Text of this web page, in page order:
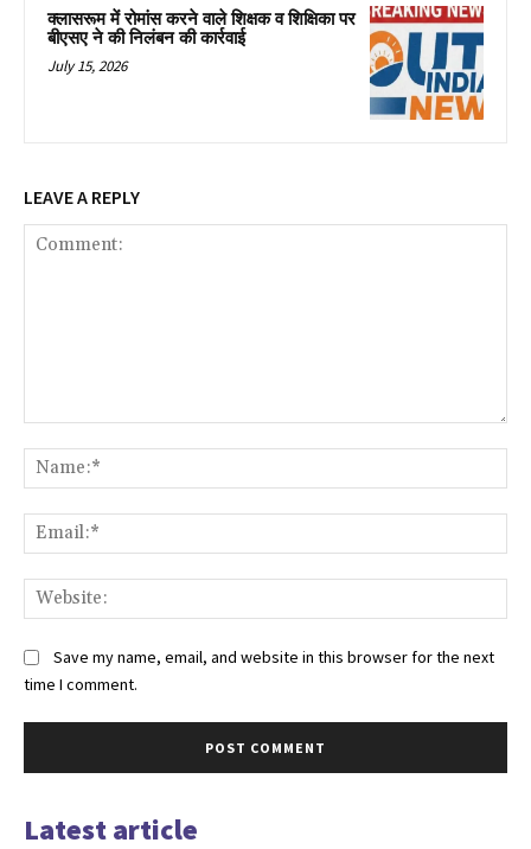
क्लासरूम में रोमांस करने वाले शिक्षक व शिक्षिका पर
बीएसए ने की निलंबन की कार्रवाई
July 15, 2026
LEAVE A REPLY
Save my name, email, and website in this browser for the next
time I comment.
Latest article